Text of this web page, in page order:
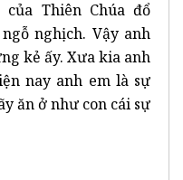
Thiên Chúa đổ
nghịch. Vậy anh
kẻ ấy. Xưa kia anh
nay anh em là sự
ăn ở như con cái sự